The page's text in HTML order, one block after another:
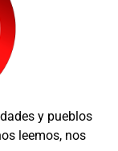
y pueblos
leemos, nos